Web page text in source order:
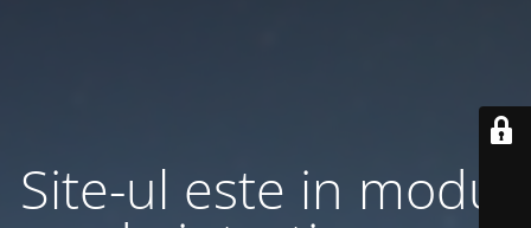
Site-ul este in modul